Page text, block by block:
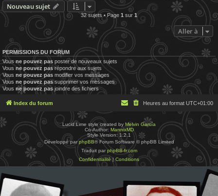
Nouveau sujet
32 sujets • Page 1 sur 1
Aller à
PERMISSIONS DU FORUM
Vousne pouvez pas poster de nouveaux sujets
Vousne pouvez pasrépondre aux sujets
Vous ne pouvez pas modifier vos messages
Vous ne pouvez passupprimer vos messages
Vous ne pouvez pasjoindre des fichiers
Index du forum Heures au format UTC+01:00
Lucid Lime style created by Melvin García
Co-Author: MannixMD
Style Version: 1.2.1
Développé parphpBB® Forum Software © phpBB Limited
Traduit parphpBB-fr.com
Confidentialité|Conditions